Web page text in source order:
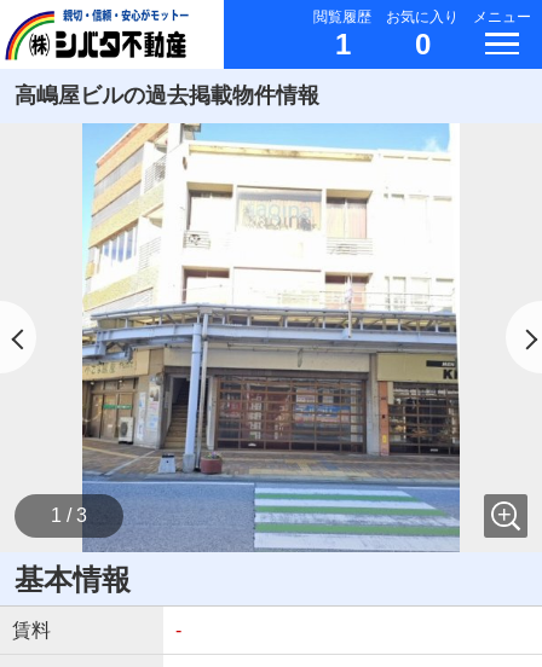
閲覧履歴
1
お気に入り
0
メニュー
高嶋屋ビルの過去掲載物件情報
1 / 3
基本情報
賃料 -